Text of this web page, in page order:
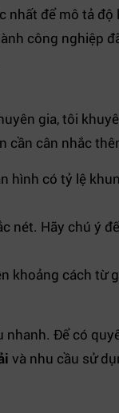
nhất để mô tả độ
công nghiệp
gia, tôi
cần cân nhắc
hình có tỷ lệ
nét. Hãy chú ý
khoảng cách từ
Để có
và nhu cầu sử